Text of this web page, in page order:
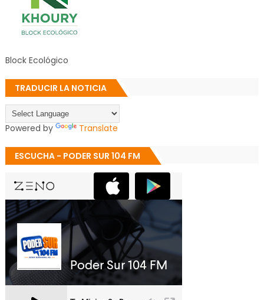
Block Ecológico
TRADUCIR LA NOTICIA
Powered by Translate
ESCUCHA - PODER SUR 104 FM